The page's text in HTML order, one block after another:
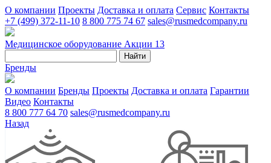
О компании Проекты Доставка и оплата Сервис Контакты
+7 (499) 372-11-10 8 800 775 74 67 sales@rusmedcompany.ru
Медицинское оборудование Акции 13
Найти
Бренды
О компании Бренды Проекты Доставка и оплата Гарантии
Видео Контакты
8 800 777 64 70 sales@rusmedcompany.ru
Назад